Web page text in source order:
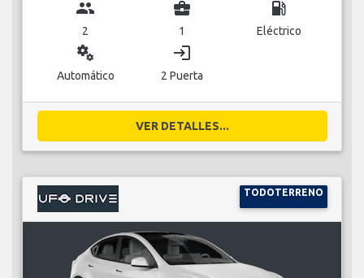
group
2
business_center
1
local_gas_station
Eléctrico
miscellaneous_services
Automático
login
2 Puerta
VER DETALLES...
TODOTERRENO